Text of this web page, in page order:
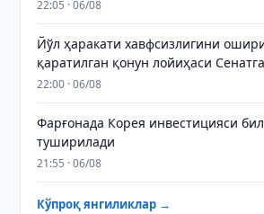
22:05 · 06/08
Йўл ҳаракати хавфсизлигини
қаратилган қонун лойиҳаси
22:00 · 06/08
Фарғонада Корея инвестицияси
туширилади
21:55 · 06/08
Кўпроқ янгиликлар →